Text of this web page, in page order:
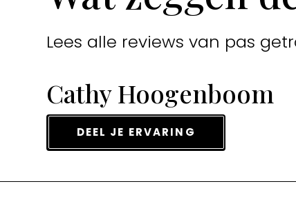
Lees alle reviews van pas
Cathy Hoogenboom
DEEL JE ERVARING